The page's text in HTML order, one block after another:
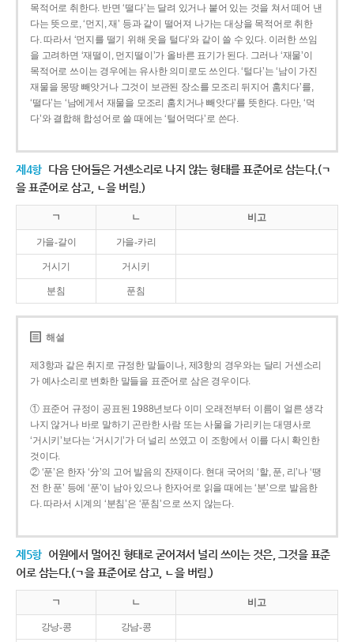
목적어로 취한다. 반면 ‘떨다’는 달려 있거나 붙어 있는 것을 쳐서 떼어 낸
다는 뜻으로, ‘먼지, 재’ 등과 같이 떨어져 나가는 대상을 목적어로 취한
다. 따라서 ‘먼지를 떨기 위해 옷을 털다’와 같이 쓸 수 있다. 이러한 쓰임
을 고려하면 ‘재떨이, 먼지떨이’가 올바른 표기가 된다. 그러나 ‘재물’이
목적어로 쓰이는 경우에는 유사한 의미로도 쓰인다. ‘털다’는 ‘남이 가진
재물을 몽땅 빼앗거나 그것이 보관된 장소를 모조리 뒤지어 훔치다’를,
‘떨다’는 ‘남에게서 재물을 모조리 훔치거나 빼앗다’를 뜻한다. 다만, ‘먹
다’와 결합해 합성어로 쓸 때에는 ‘털어먹다’로 쓴다.
제4항 다음 단어들은 거센소리로 나지 않는 형태를 표준어로 삼는다.(ㄱ
을 표준어로 삼고, ㄴ을 버림.)
ㄱ ㄴ 비고
가을-갈이 가을-카리
거시기 거시키
분침 푼침
해설
제3항과 같은 취지로 규정한 말들이나, 제3항의 경우와는 달리 거센소리
가 예사소리로 변화한 말들을 표준어로 삼은 경우이다.
① 표준어 규정이 공표된 1988년보다 이미 오래전부터 이름이 얼른 생각
나지 않거나 바로 말하기 곤란한 사람 또는 사물을 가리키는 대명사로
‘거시키’보다는 ‘거시기’가 더 널리 쓰였고 이 조항에서 이를 다시 확인한
것이다.
② ‘푼’은 한자 ‘分’의 고어 발음의 잔재이다. 현대 국어의 ‘할, 푼, 리’나 ‘땡
전 한 푼’ 등에 ‘푼’이 남아 있으나 한자어로 읽을 때에는 ‘분’으로 발음한
다. 따라서 시계의 ‘분침’은 ‘푼침’으로 쓰지 않는다.
제5항 어원에서 멀어진 형태로 굳어져서 널리 쓰이는 것은, 그것을 표준
어로 삼는다.(ㄱ을 표준어로 삼고, ㄴ을 버림.)
ㄱ ㄴ 비고
강낭-콩 강남-콩